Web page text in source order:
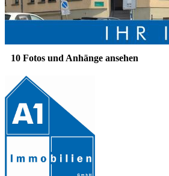
10 Fotos und Anhänge ansehen